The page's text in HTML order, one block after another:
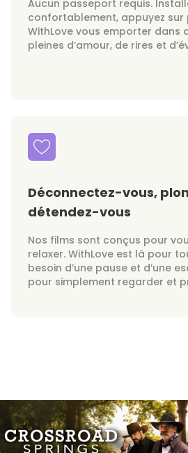
Aucun passeport requis.
confortablement, appuyez sur
WithLove vous emporter dans
pleines d’amour, de rires et
Déconnectez-vous,
détendez-vous
Nos films sont conçus pour
relaxer. WithLove est là pour
besoin d’une pause et d’une
pour simplement regarder et